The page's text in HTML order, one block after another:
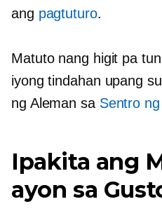
ang pagtuturo.
Matuto nang higit pa
iyong tindahan upang
ng Aleman sa Sentro
Ipakita ang
ayon sa